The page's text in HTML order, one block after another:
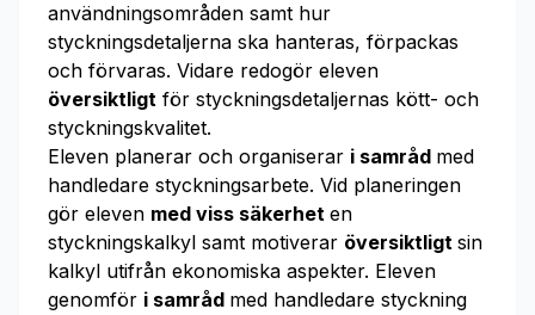
användningsområden samt hur
styckningsdetaljerna ska hanteras, förpackas
och förvaras. Vidare redogör eleven
översiktligt för styckningsdetaljernas kött- och
styckningskvalitet.
Eleven planerar och organiserar i samråd med
handledare styckningsarbete. Vid planeringen
gör eleven med viss säkerhet en
styckningskalkyl samt motiverar översiktligt sin
kalkyl utifrån ekonomiska aspekter. Eleven
genomför i samråd med handledare styckning